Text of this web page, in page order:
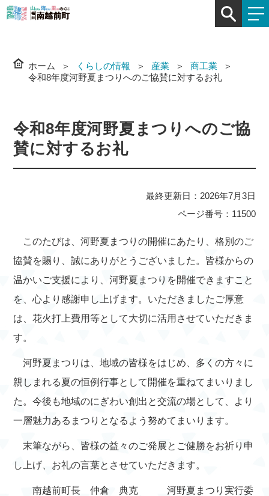
ホーム くらしの情報 産業
商工業
令和8年度河野夏まつりへのご協賛に対するお礼
令和8年度河野夏まつりへのご協
賛に対するお礼
最終更新日：2026年7月3日
ページ番号：11500
このたびは、河野夏まつりの開催にあたり、格別のご
協賛を賜り、誠にありがとうございました。皆様からの
温かいご支援により、河野夏まつりを開催できますこと
を、心より感謝申し上げます。いただきましたご厚意
は、花火打上費用等として大切に活用させていただきま
す。
河野夏まつりは、地域の皆様をはじめ、多くの方々に
親しまれる夏の恒例行事として開催を重ねてまいりまし
た。今後も地域のにぎわい創出と交流の場として、より
一層魅力あるまつりとなるよう努めてまいります。
末筆ながら、皆様の益々のご発展とご健勝をお祈り申
し上げ、お礼の言葉とさせていただきます。
南越前町長 仲倉 典克 河野夏まつり実行委